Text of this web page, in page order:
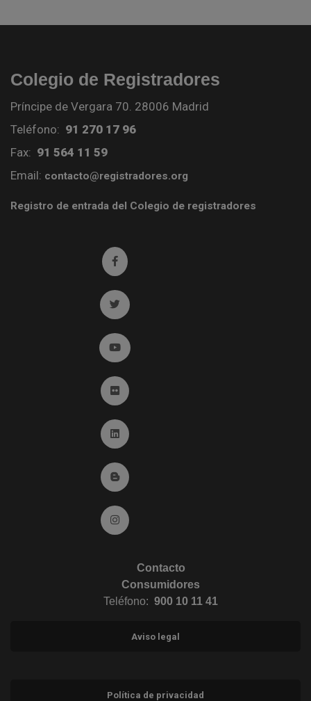
Colegio de Registradores
Príncipe de Vergara 70. 28006 Madrid
Teléfono: 91 270 17 96
Fax: 91 564 11 59
Email: contacto@registradores.org
Registro de entrada del Colegio de registradores
Ir a facebook (abre en ventana nueva)
Ir a twitter (abre en ventana nueva)
Ir a YouTube (abre en ventana nueva)
Ir a Flickr (abre en ventana nueva)
Ir a Linkedin (abre en ventana nueva)
Ir al Blog (abre en ventana nueva)
Ir a Instagram (abre en ventana nueva)
Contacto
Consumidores
Teléfono: 900 10 11 41
Aviso legal
Política de privacidad